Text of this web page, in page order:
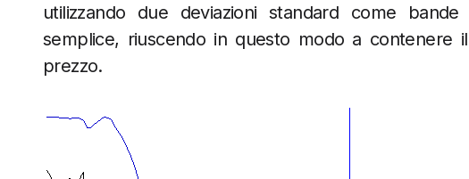
utilizzando due deviazioni standard come
semplice, riuscendo in questo modo a contenere
prezzo.